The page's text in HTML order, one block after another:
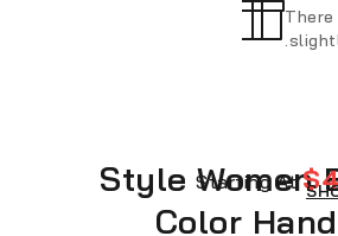
Style Women
Color
Starting At